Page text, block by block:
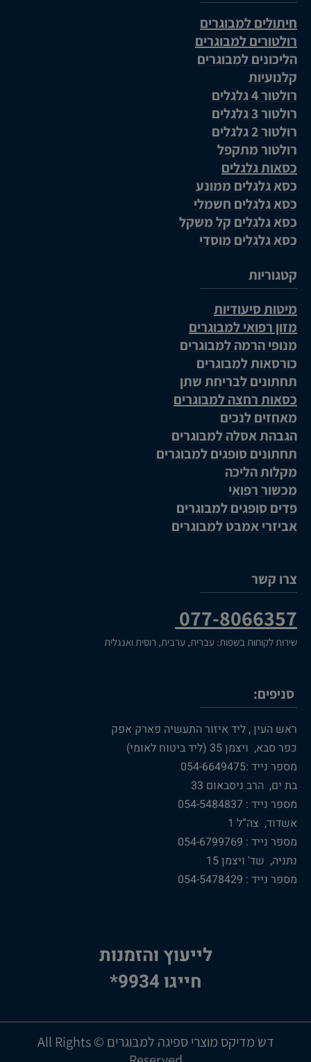
חיתולים למבוגרים
רולטורים למבוגרים
הליכונים למבוגרים
קלנועיות
רולטור 4 גלגלים
רולטור 3 גלגלים
רולטור 2 גלגלים
רולטור מתקפל
כסאות גלגלים
כסא גלגלים ממונע
כסא גלגלים חשמלי
כסא גלגלים קל משקל
כסא גלגלים מוסדי
קטגוריות
מיטות סיעודיות
מזון רפואי למבוגרים
מנופי הרמה למבוגרים
כורסאות למבוגרים
תחתונים לבריחת שתן
כסאות רחצה למבוגרים
מאחזים לנכים
הגבהת אסלה למבוגרים
תחתונים סופגים למבוגרים
מקלות הליכה
מכשור רפואי
פדים סופגים למבוגרים
אביזרי אמבט למבוגרים
צרו קשר
077-8066357
שירות לקוחות בשפות: עברית, ערבית, רוסית ואנגלית
סניפים:
ראש העין , ליד איזור התעשיה פארק אפק
כפר סבא, ויצמן 35 (ליד ביטוח לאומי)
מספר נייד :054-6649475
בת ים, הרב ניסבאום 33
מספר נייד : 054-5484837
אשדוד, צה”ל 1
מספר נייד : 054-6799769
נתניה, שד' ויצמן 15
מספר נייד : 054-5478429
לייעוץ והזמנות
חייגו 9934*
דש מדיקס מוצרי ספיגה למבוגרים © All Rights